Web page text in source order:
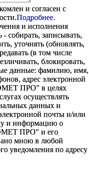
и согласен с
Подробнее.
и исполнения
собирать, записывать,
уточнять (обновлять,
(в том числе
блокировать,
данные: фамилию, имя,
адрес электронной
ПРО" в целях
осуществлять
данных и
почты и/или
и информацию о
ПРО" и его
мною в любой
уведомления по адресу